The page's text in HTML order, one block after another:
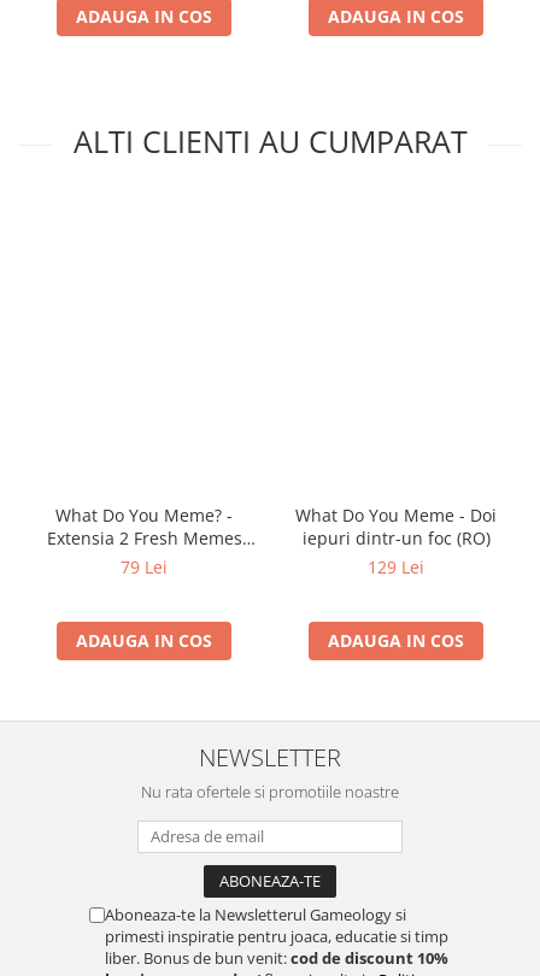
ADAUGA IN COS ADAUGA IN COS
ALTI CLIENTI AU CUMPARAT
What Do You Meme? -
Extensia 2 Fresh Memes
(EN)
79 Lei
ADAUGA IN COS
What Do You Meme - Doi
iepuri dintr-un foc (RO)
129 Lei
ADAUGA IN COS
NEWSLETTER
Nu rata ofertele si promotiile noastre
Aboneaza-te la Newsletterul Gameology si
primesti inspiratie pentru joaca, educatie si timp
liber. Bonus de bun venit:cod de discount 10%